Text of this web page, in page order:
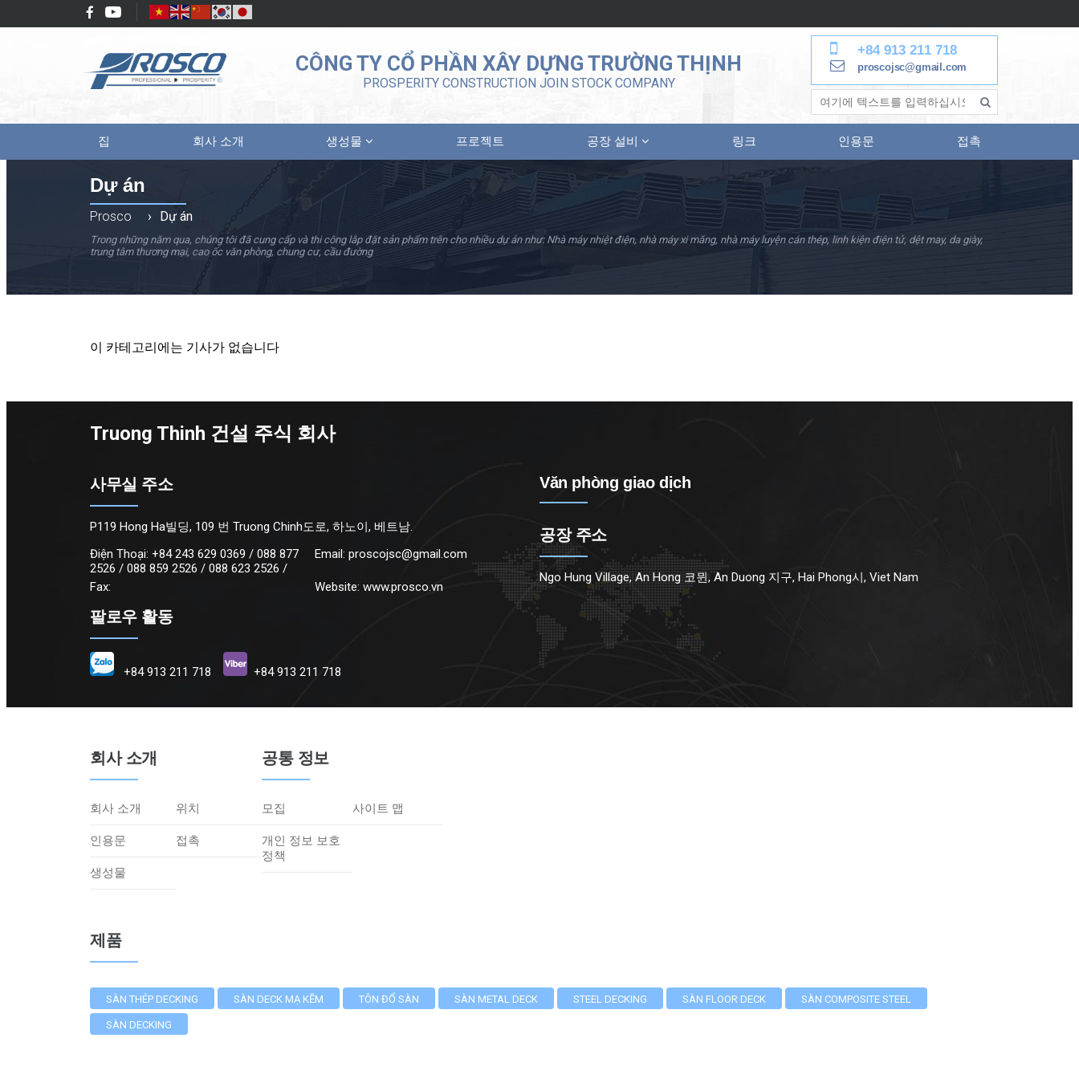
CÔNG TY CỔ PHẦN XÂY DỰNG TRƯỜNG THỊNH
PROSPERITY CONSTRUCTION JOIN STOCK COMPANY
+84 913 211 718
proscojsc@gmail.com
집 회사 소개 생성물 프로젝트 공장 설비 링크 인용문 접촉
Dự án
Prosco › Dự án
Trong những năm qua, chúng tôi đã cung cấp và thi công lắp đặt sản phẩm trên cho nhiều dự án như: Nhà máy nhiệt điện, nhà máy xi măng, nhà máy luyện cán thép, linh kiện điện tử, dệt may, da giày,
trung tâm thương mại, cao ốc văn phòng, chung cư, cầu đường
이 카테고리에는 기사가 없습니다
Truong Thinh 건설 주식 회사
사무실 주소
P119 Hong Ha빌딩, 109 번 Truong Chinh도로, 하노이, 베트남.
Điện Thoại: +84 243 629 0369 / 088 877
2526 / 088 859 2526 / 088 623 2526 /
Email: proscojsc@gmail.com
Fax: Website: www.prosco.vn
Văn phòng giao dịch
공장 주소
Ngo Hung Village, An Hong 코뮌, An Duong 지구, Hai Phong시, Viet Nam
팔로우 활동
+84 913 211 718 +84 913 211 718
회사 소개
회사 소개 위치
인용문 접촉
생성물
공통 정보
모집 사이트 맵
개인 정보 보호
정책
제품
SÀN THÉP DECKING SÀN DECK MẠ KẼM TÔN ĐỔ SÀN SÀN METAL DECK STEEL DECKING SÀN FLOOR DECK SÀN COMPOSITE STEEL
SÀN DECKING